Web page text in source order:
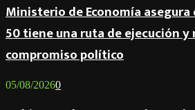
Ministerio de Economía asegura
50 tiene una ruta de ejecución y
compromiso político
05/08/20260